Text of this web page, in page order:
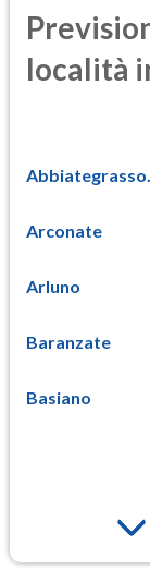
località
Arconate
Arluno
Baranzate
Basiano